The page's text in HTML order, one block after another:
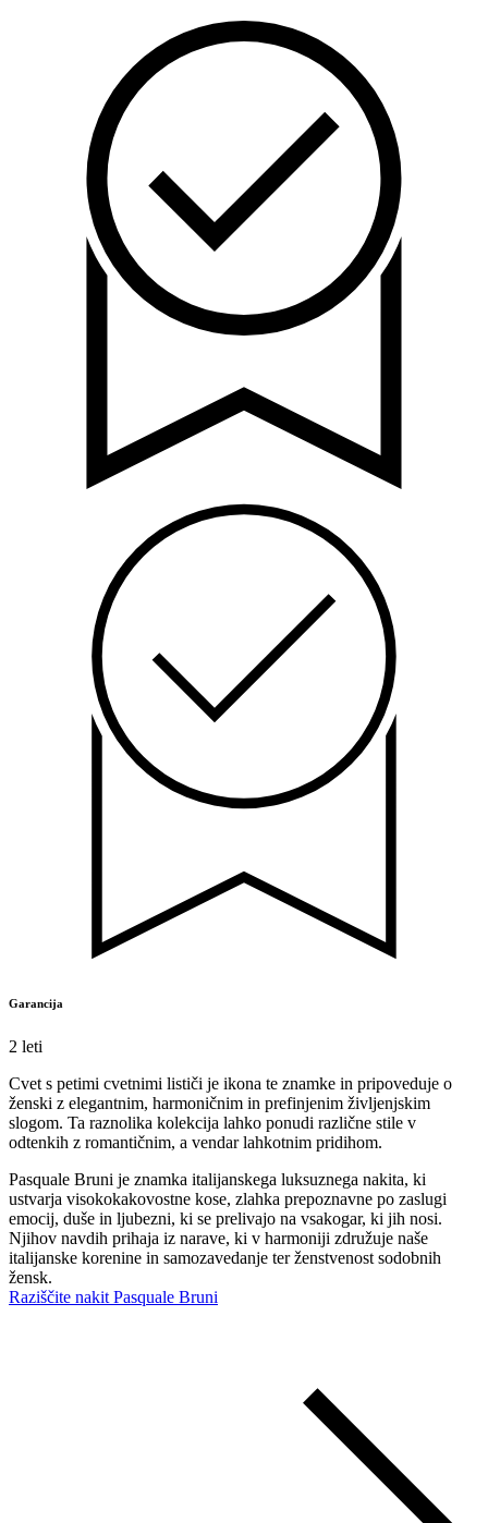
Garancija
2 leti
Cvet s petimi cvetnimi lističi je ikona te znamke in pripoveduje o
ženski z elegantnim, harmoničnim in prefinjenim življenjskim
slogom. Ta raznolika kolekcija lahko ponudi različne stile v
odtenkih z romantičnim, a vendar lahkotnim pridihom.
Pasquale Bruni je znamka italijanskega luksuznega nakita, ki
ustvarja visokokakovostne kose, zlahka prepoznavne po zaslugi
emocij, duše in ljubezni, ki se prelivajo na vsakogar, ki jih nosi.
Njihov navdih prihaja iz narave, ki v harmoniji združuje naše
italijanske korenine in samozavedanje ter ženstvenost sodobnih
žensk.
Raziščite nakit Pasquale Bruni